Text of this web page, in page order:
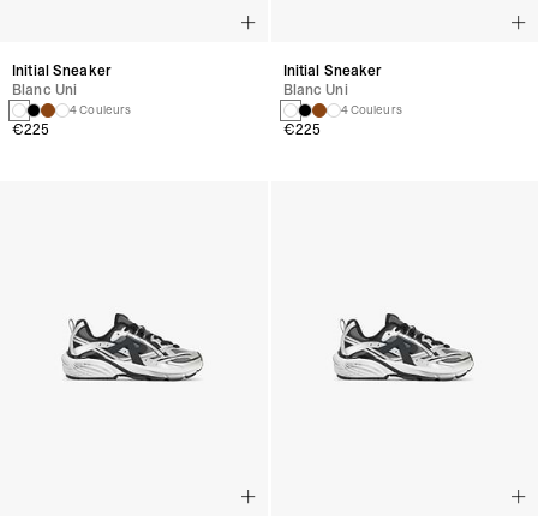
Initial Sneaker
Blanc Uni
4 Couleurs
€225
Initial Sneaker
Blanc Uni
4 Couleurs
€225